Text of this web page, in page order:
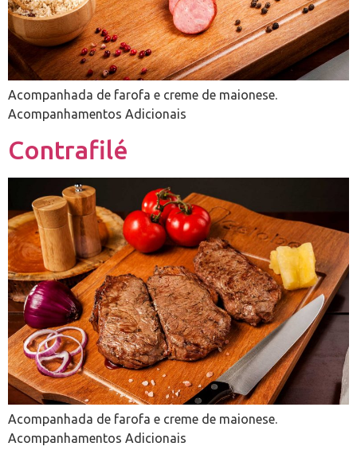
Acompanhada de farofa e creme de maionese.
Acompanhamentos Adicionais
Contrafilé
Acompanhada de farofa e creme de maionese.
Acompanhamentos Adicionais